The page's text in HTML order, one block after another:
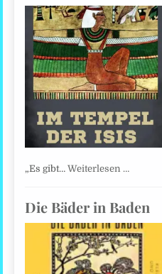
„Es gibt…Weiterlesen …
Die Bäder in Baden